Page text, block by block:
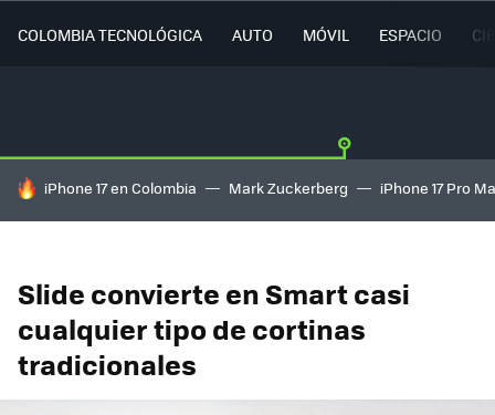
COLOMBIA TECNOLÓGICA AUTO MÓVIL ESPACIO
HOY SE HABLA DE
iPhone 17 en Colombia Mark Zuckerberg iPhone 17 Pro
Slide convierte en Smart casi
cualquier tipo de cortinas
tradicionales